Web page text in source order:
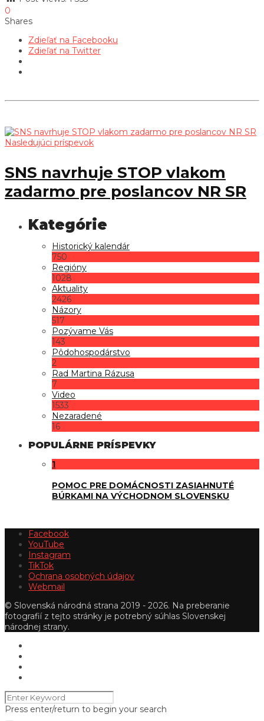
0
Shares
Zdieľať na Facebooku
Zdieľať na Twitter
Nasledujúci príspevok
SNS navrhuje STOP vlakom
zadarmo pre poslancov NR SR
Historický kalendár
750
Regióny
1028
Aktuality
2426
Názory
517
Pozývame Vás
143
Pôdohospodárstvo
2
Rad Martina Rázusa
7
Video
1533
Nezaradené
16
POPULÁRNE PRÍSPEVKY
1
POMOC PRE DOMÁCNOSTI ZASIAHNUTÉ
BÚRKAMI NA VÝCHODNOM SLOVENSKU
Facebook
YouTube
Instagram
TikTok
Ochrana osobných údajov
Webmail
© Slovenská národná strana 2019 - 2026. Na preberanie
fotografií z tejto stránky je potrebný súhlas Slovenskej
národnej strany.
Press enter/return to begin your search